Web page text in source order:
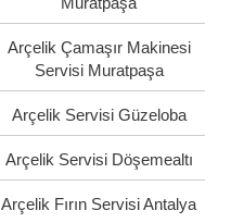
Arçelik Çamaşır Makinesi
Servisi Muratpaşa
Arçelik Servisi Güzeloba
Arçelik Servisi Döşemealtı
Arçelik Fırın Servisi Antalya